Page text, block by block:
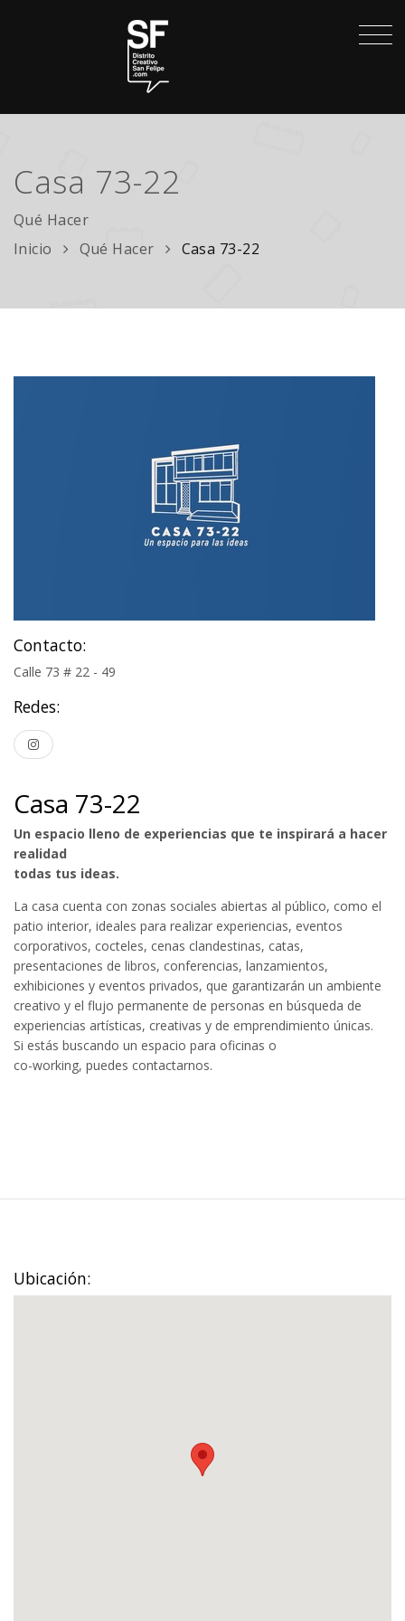
Casa 73-22
Qué Hacer
Inicio
Qué Hacer Casa 73-22
Contacto:
Calle 73 # 22 - 49
Redes:
Casa 73-22
Un espacio lleno de experiencias que te inspirará a hacer
realidad
todas tus ideas.
La casa cuenta con zonas sociales abiertas al público, como el
patio interior, ideales para realizar experiencias, eventos
corporativos, cocteles, cenas clandestinas, catas,
presentaciones de libros, conferencias, lanzamientos,
exhibiciones y eventos privados, que garantizarán un ambiente
creativo y el flujo permanente de personas en búsqueda de
experiencias artísticas, creativas y de emprendimiento únicas.
Si estás buscando un espacio para oficinas o
co-working, puedes contactarnos.
Ubicación: